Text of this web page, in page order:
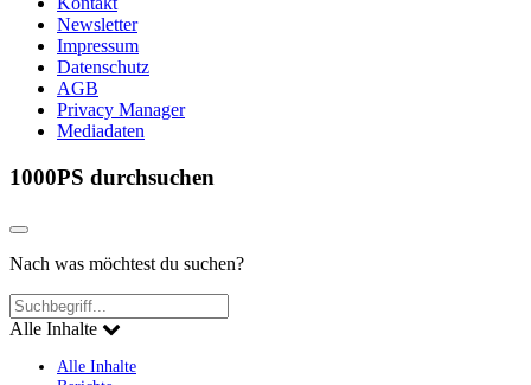
Newsletter
Impressum
Datenschutz
AGB
Privacy Manager
Mediadaten
1000PS durchsuchen
Nach was möchtest du suchen?
Alle Inhalte
Alle Inhalte